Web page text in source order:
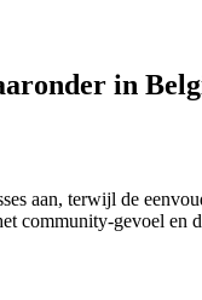
in
aan, terwijl de
community-gevoel en